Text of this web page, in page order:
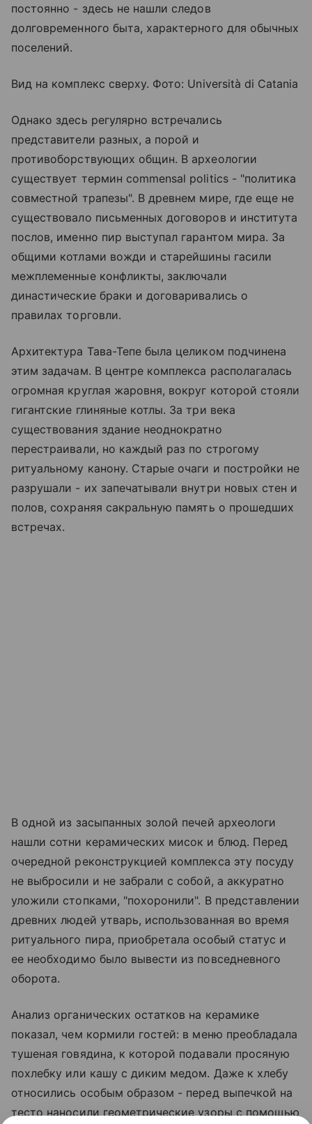
постоянно - здесь не нашли следов
долговременного быта, характерного для обычных
поселений.
Вид на комплекс сверху. Фото: Università di Catania
Однако здесь регулярно встречались
представители разных, а порой и
противоборствующих общин. В археологии
существует термин commensal politics - "политика
совместной трапезы". В древнем мире, где еще не
существовало письменных договоров и института
послов, именно пир выступал гарантом мира. За
общими котлами вожди и старейшины гасили
межплеменные конфликты, заключали
династические браки и договаривались о
правилах торговли.
Архитектура Тава-Тепе была целиком подчинена
этим задачам. В центре комплекса располагалась
огромная круглая жаровня, вокруг которой стояли
гигантские глиняные котлы. За три века
существования здание неоднократно
перестраивали, но каждый раз по строгому
ритуальному канону. Старые очаги и постройки не
разрушали - их запечатывали внутри новых стен и
полов, сохраняя сакральную память о прошедших
встречах.
В одной из засыпанных золой печей археологи
нашли сотни керамических мисок и блюд. Перед
очередной реконструкцией комплекса эту посуду
не выбросили и не забрали с собой, а аккуратно
уложили стопками, "похоронили". В представлении
древних людей утварь, использованная во время
ритуального пира, приобретала особый статус и
ее необходимо было вывести из повседневного
оборота.
Анализ органических остатков на керамике
показал, чем кормили гостей: в меню преобладала
тушеная говядина, к которой подавали просяную
похлебку или кашу с диким медом. Даже к хлебу
относились особым образом - перед выпечкой на
тесто наносили геометрические узоры с помощью